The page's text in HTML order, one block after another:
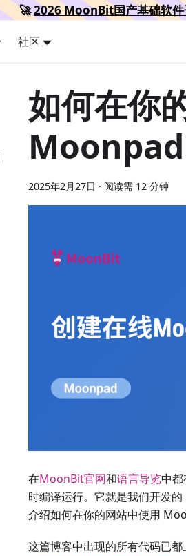
🚀2026 MoonBit国产基础软件
社区
如何在你
Moonpad
2025年2月27日 · 阅读需 12 分钟
在MoonBit官网和语言导览中
时编译运行。它就是我们开发
介绍如何在你的网站中使用
这篇博客中出现的所有代码已